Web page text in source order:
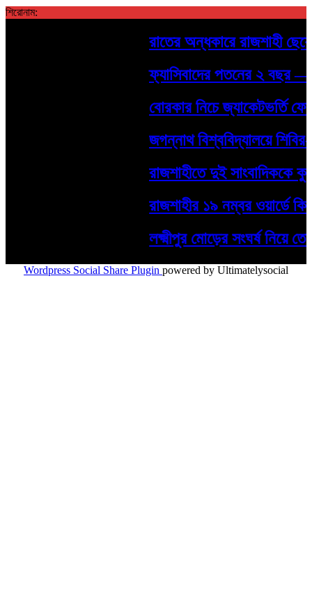
শিরোনাম:
রাতের অন্ধকারে রাজশাহী
ফ্যাসিবাদের পতনের ২ বছর —
বোরকার নিচে জ্যাকেটভর্তি
জগন্নাথ বিশ্ববিদ্যালয়ে
রাজশাহীতে দুই সাংবাদিককে
রাজশাহীর ১৯ নম্বর ওয়ার্ডে
লক্ষ্মীপুর মোড়ের সংঘর্ষ নিয়ে
Wordpress Social Share Plugin powered by Ultimatelysocial